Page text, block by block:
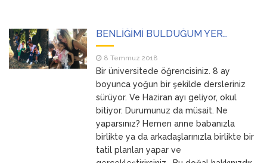
BENLİĞİMİ BULDUĞUM YER…
8 Temmuz 2018
Bir üniversitede öğrencisiniz. 8 ay
boyunca yoğun bir şekilde dersleriniz
sürüyor. Ve Haziran ayı geliyor, okul
bitiyor. Durumunuz da müsait. Ne
yaparsınız? Hemen anne babanızla
birlikte ya da arkadaşlarınızla birlikte bir
tatil planları yapar ve